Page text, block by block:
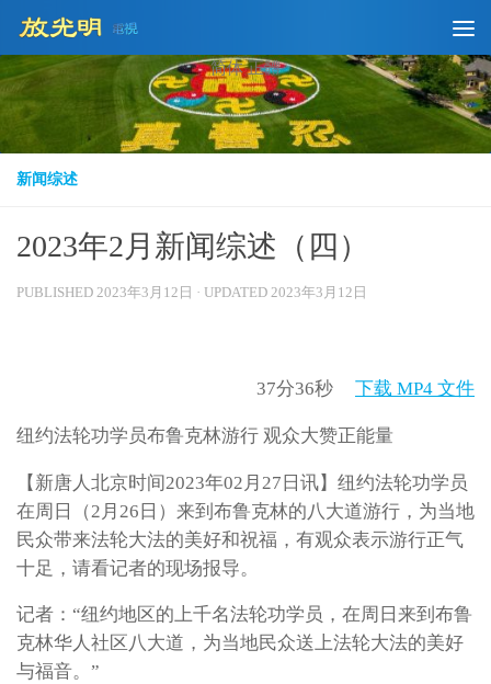
Skip to content
简体 正體
新闻综述
2023年2月新闻综述（四）
PUBLISHED 2023年3月12日 · UPDATED 2023年3月12日
37分36秒 下载 MP4 文件
纽约法轮功学员布鲁克林游行 观众大赞正能量
【新唐人北京时间2023年02月27日讯】纽约法轮功学员
在周日（2月26日）来到布鲁克林的八大道游行，为当地
民众带来法轮大法的美好和祝福，有观众表示游行正气
十足，请看记者的现场报导。
记者：“纽约地区的上千名法轮功学员，在周日来到布鲁
克林华人社区八大道，为当地民众送上法轮大法的美好
与福音。”